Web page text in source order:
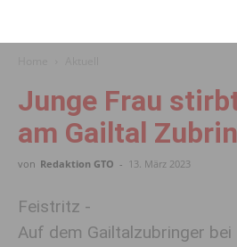
Junge Frau
am Gailtal
von Redaktion GTO - 13. März 2023
Feistritz -
Auf dem Gailtalzubringer